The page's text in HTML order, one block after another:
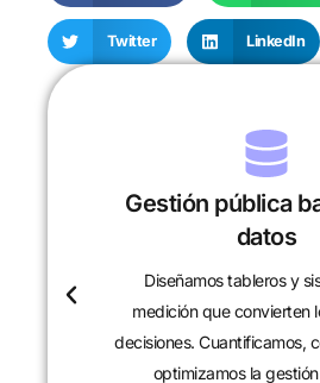
Twitter LinkedIn
Gestión pública
datos
Diseñamos tableros y
medición que convierten
decisiones. Cuantificamos,
optimizamos la